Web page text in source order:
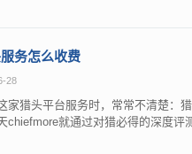
务怎么收费
28
家猎头平台服务时，常常不清楚：
chiefmore就通过对猎必得的深度评